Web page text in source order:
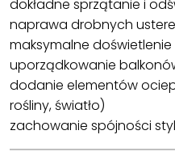
dokładne sprzątanie i
naprawa drobnych
maksymalne
uporządkowanie
dodanie elementów
rośliny, światło)
zachowanie spójności